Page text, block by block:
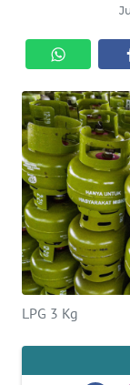
LPG 3 Kg
SERBI
HUKRIM
OPINI
PERISTIWA
Informasi
INDEKS
BERITA
KONTAK